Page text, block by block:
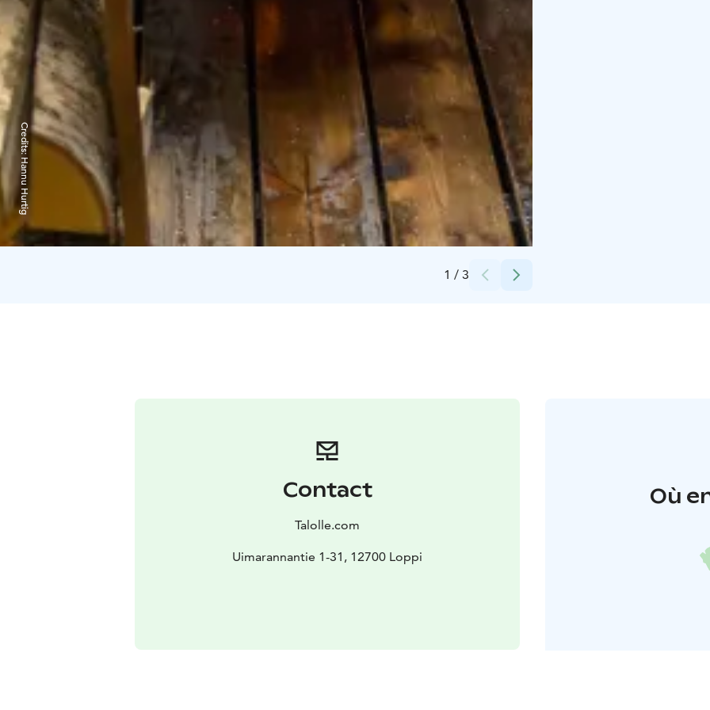
1 / 3
Credits:
Hannu Hurtig
Contact
Talolle.com
Uimarannantie 1-31, 12700 Loppi
Où